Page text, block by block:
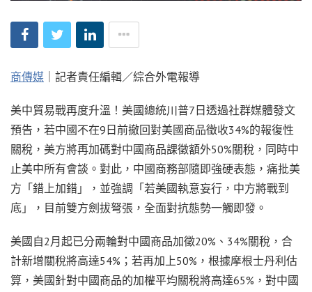
商傳媒 ｜記者責任編輯／綜合外電報導
美中貿易戰再度升溫！美國總統川普7日透過社群媒體發文
預告，若中國不在9日前撤回對美國商品徵收34%的報復性
關稅，美方將再加碼對中國商品課徵額外50%關稅，同時中
止美中所有會談。對此，中國商務部隨即強硬表態，痛批美
方「錯上加錯」，並強調「若美國執意妄行，中方將戰到
底」，目前雙方劍拔弩張，全面對抗態勢一觸即發。
美國自2月起已分兩輪對中國商品加徵20%、34%關稅，合
計新增關稅將高達54%；若再加上50%，根據摩根士丹利估
算，美國針對中國商品的加權平均關稅將高達65%，對中國